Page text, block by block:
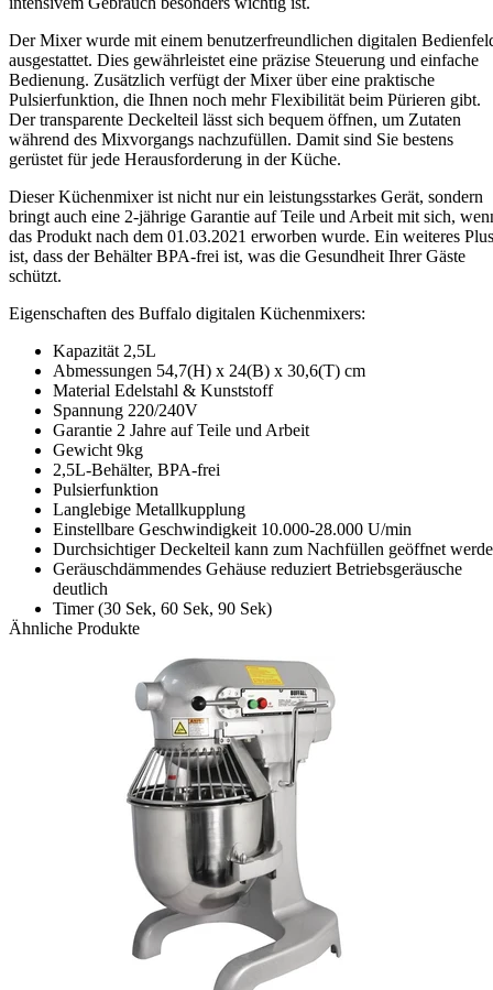
Der Mixer wurde mit einem benutzerfreundlichen digitalen
ausgestattet. Dies gewährleistet eine präzise Steuerung und einfache
Bedienung. Zusätzlich verfügt der Mixer über eine praktische
Pulsierfunktion, die Ihnen noch mehr Flexibilität beim Pürieren gibt.
Der transparente Deckelteil lässt sich bequem öffnen, um Zutaten
während des Mixvorgangs nachzufüllen. Damit sind Sie bestens
gerüstet für jede Herausforderung in der Küche.
Dieser Küchenmixer ist nicht nur ein leistungsstarkes Gerät, sondern
bringt auch eine 2-jährige Garantie auf Teile und Arbeit mit sich,
das Produkt nach dem 01.03.2021 erworben wurde. Ein weiteres Plus
ist, dass der Behälter BPA-frei ist, was die Gesundheit Ihrer Gäste
schützt.
Eigenschaften des Buffalo digitalen Küchenmixers:
Kapazität 2,5L
Abmessungen 54,7(H) x 24(B) x 30,6(T) cm
Material Edelstahl & Kunststoff
Spannung 220/240V
Garantie 2 Jahre auf Teile und Arbeit
Gewicht 9kg
2,5L-Behälter, BPA-frei
Pulsierfunktion
Langlebige Metallkupplung
Einstellbare Geschwindigkeit 10.000-28.000 U/min
Durchsichtiger Deckelteil kann zum Nachfüllen geöffnet
Geräuschdämmendes Gehäuse reduziert Betriebsgeräusche
deutlich
Timer (30 Sek, 60 Sek, 90 Sek)
Ähnliche Produkte